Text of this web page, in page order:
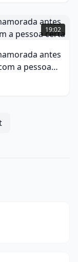
19:02
antes
a pessoa